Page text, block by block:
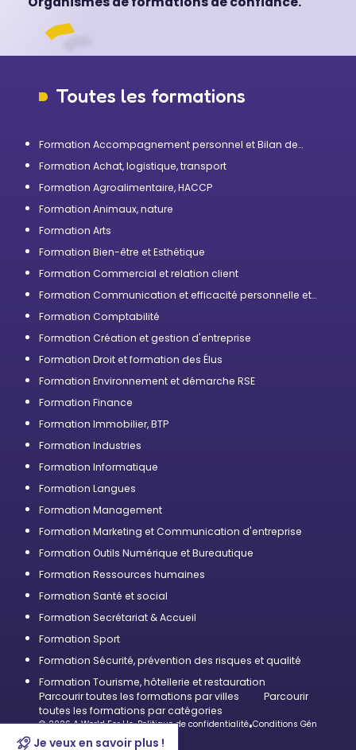
Je veux en savoir plus !
Toutes les formations
Formation Accompagnement personnel et Bilan de
Formation Achat, logistique, transport
Formation Agroalimentaire, HACCP
Formation Animaux, nature
Formation Arts
Formation Bien-être et Esthétique
Formation Commercial et relation client
Formation Communication et efficacité personnelle et
Formation Comptabilité
Formation Création et gestion d'entreprise
Formation Droit et formation des Élus
Formation Environnement et démarche RSE
Formation Finance
Formation Immobilier, BTP
Formation Industries
Formation Informatique
Formation Langues
Formation Management
Formation Marketing et Communication d'entreprise
Formation Outils Numérique et Bureautique
Formation Ressources humaines
Formation Santé et social
Formation Secrétariat & Accueil
Formation Sport
Formation Sécurité, prévention des risques et qualité
Formation Tourisme, hôtellerie et restauration
Parcourir toutes les formations par villes
Parcourir
toutes les formations par catégories
© 2026 A World For Us•Politique de confidentialité•Conditions Générales